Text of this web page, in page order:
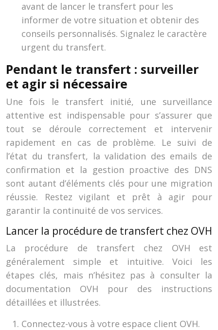
avant de lancer le transfert pour les
informer de votre situation et obtenir des
conseils personnalisés. Signalez le caractère
urgent du transfert.
Pendant le transfert : surveiller
et agir si nécessaire
Une fois le transfert initié, une surveillance
attentive est indispensable pour s’assurer que
tout se déroule correctement et intervenir
rapidement en cas de problème. Le suivi de
l’état du transfert, la validation des emails de
confirmation et la gestion proactive des DNS
sont autant d’éléments clés pour une migration
réussie. Restez vigilant et prêt à agir pour
garantir la continuité de vos services.
Lancer la procédure de transfert chez OVH
La procédure de transfert chez OVH est
généralement simple et intuitive. Voici les
étapes clés, mais n’hésitez pas à consulter la
documentation OVH pour des instructions
détaillées et illustrées.
Connectez-vous à votre espace client OVH.